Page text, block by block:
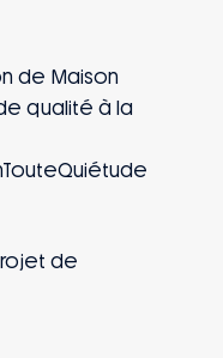
de Maison
qualité à la
de